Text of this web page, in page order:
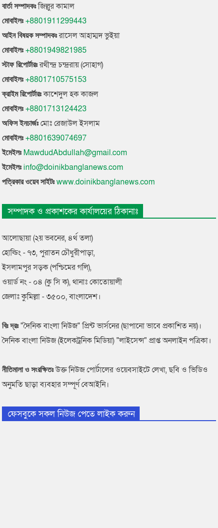
বার্তা সম্পাদকঃজিল্লুর কামাল
মোবাইলঃ +8801911299443
আইন বিষয়ক সম্পাদকঃরাসেল আহাম্মদ ভুইয়া
মোবাইলঃ +8801949821985
স্টাফ রিপোর্টারঃরথীন্দ্র চন্দ্ররায় (সোহাগ)
মোবাইলঃ +8801710575153
ক্রাইম রিপোর্টারঃকাশেদুল হক কাজল
মোবাইলঃ +8801713124423
অফিস ইনচার্জঃমোঃ রেজাউল ইসলাম
মোবাইলঃ +8801639074697
ইমেইলঃ MawdudAbdullah@gmail.com
ইমেইলঃ info@doinikbanglanews.com
পত্রিকার ওয়েব সাইটঃwww.doinikbanglanews.com
সম্পাদক ও প্রকাশকের কার্যালয়ের ঠিকানাঃ
আলোছায়া (২য় ভবনের, ৪র্থ তলা)
হোল্ডিং - ৭৩, পুরাতন চৌধুরীপাড়া,
ইসলামপুর সড়ক (পশ্চিমের গলি),
ওয়ার্ড নং - ০৪ (কু সি ক), থানাঃ কোতোয়ালী
জেলাঃ কুমিল্লা - ৩৫০০, বাংলাদেশ।
বিঃ দ্রঃ"দৈনিক বাংলা নিউজ" প্রিন্ট ভার্সনের (ছাপানো ভাবে প্রকাশিত নয়)।
দৈনিক বাংলা নিউজ (ইলেকট্রনিক মিডিয়া) "লাইসেন্স" প্রাপ্ত অনলাইন পত্রিকা।
নীতিমালা ও সংরক্ষিতঃউক্ত নিউজ পোর্টালের ওয়েবসাইটে লেখা, ছবি ও ভিডিও
অনুমতি ছাড়া ব্যবহার সম্পূর্ণ বেআইনি।
ফেসবুকে সকল নিউজ পেতে লাইক করুন